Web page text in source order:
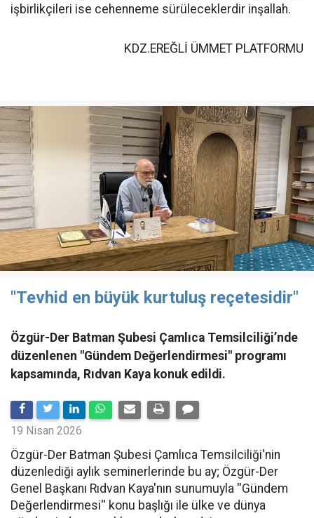
işbirlikçileri ise cehenneme sürüleceklerdir inşallah.
KDZ.EREĞLİ ÜMMET PLATFORMU
"Tevhid en büyük kurtuluş reçetesidir"
Özgür-Der Batman Şubesi Çamlıca Temsilciliği’nde
düzenlenen "Gündem Değerlendirmesi" programı
kapsamında, Rıdvan Kaya konuk edildi.
19 Nisan 2026
​Özgür-Der Batman Şubesi Çamlıca Temsilciliği'nin
düzenlediği aylık seminerlerinde bu ay; Özgür-Der
Genel Başkanı Rıdvan Kaya'nın sunumuyla ''Gündem
Değerlendirmesi'' konu başlığı ile ülke ve dünya